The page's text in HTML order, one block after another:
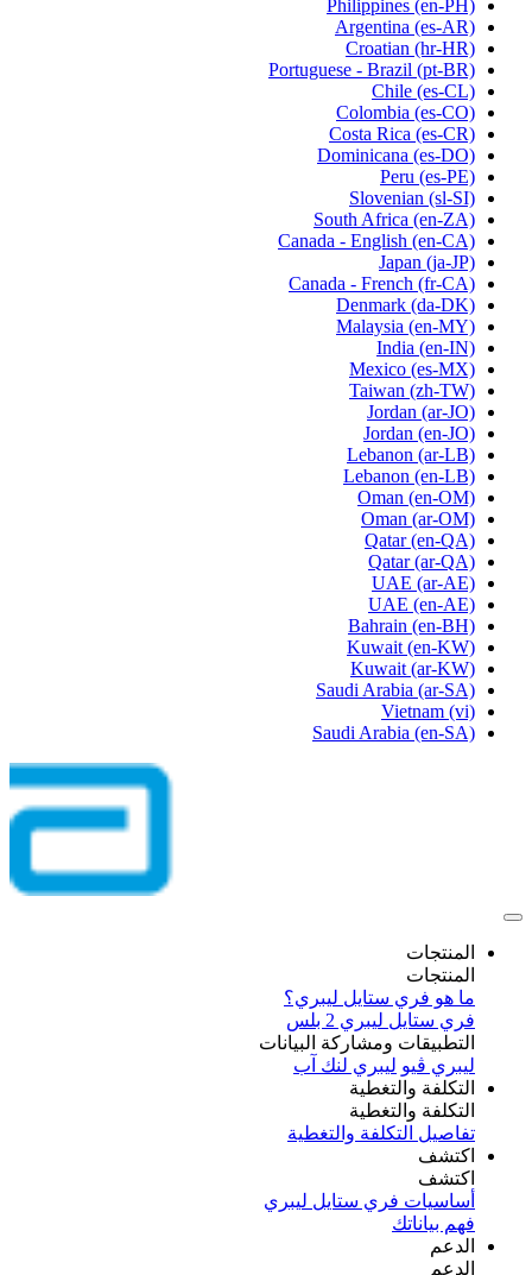
Philippines (en-PH)
Argentina (es-AR)
Croatian (hr-HR)
Portuguese - Brazil (pt-BR)
Chile (es-CL)
Colombia (es-CO)
Costa Rica (es-CR)
Dominicana (es-DO)
Peru (es-PE)
Slovenian (sl-SI)
South Africa (en-ZA)
Canada - English (en-CA)
Japan (ja-JP)
Canada - French (fr-CA)
Denmark (da-DK)
Malaysia (en-MY)
India (en-IN)
Mexico (es-MX)
Taiwan (zh-TW)
Jordan (ar-JO)
Jordan (en-JO)
Lebanon (ar-LB)
Lebanon (en-LB)
Oman (en-OM)
Oman (ar-OM)
Qatar (en-QA)
Qatar (ar-QA)
UAE (ar-AE)
UAE (en-AE)
Bahrain (en-BH)
Kuwait (en-KW)
Kuwait (ar-KW)
Saudi Arabia (ar-SA)
Vietnam (vi)
Saudi Arabia (en-SA)
المنتجات
المنتجات
ما هو فري ستايل ليبري؟
فري ستايل ليبري 2 بلس​
التطبيقات ومشاركة البيانات
ليبري ڤيو ليبري لنك آب
التكلفة والتغطية
التكلفة والتغطية
تفاصيل التكلفة والتغطية
اكتشف​
اكتشف​
أساسيات فري ستايل ليبري
فهم بياناتك
الدعم
الدعم